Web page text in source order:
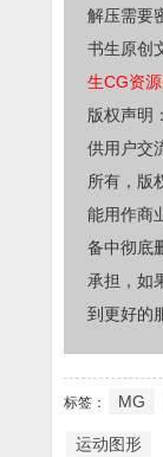
解压需要
书生原创
生CG资源
版权声明
供用户交
所有，版
能用作商
备中彻底
承担，如
到更好的
标签： MG
运动图形